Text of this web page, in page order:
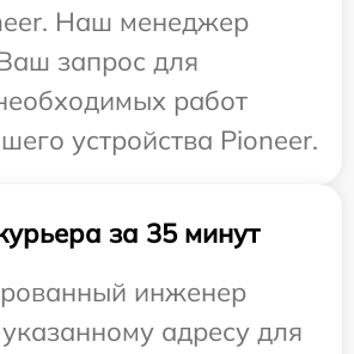
Наш менеджер
запрос для
работ
устройства Pioneer.
за 35 минут
инженер
адресу для